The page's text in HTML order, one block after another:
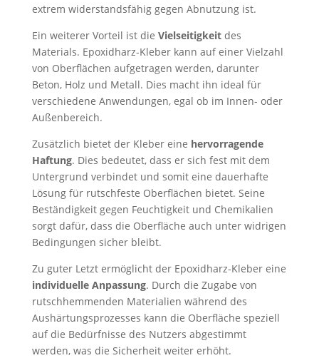
extrem widerstandsfähig gegen Abnutzung ist.
Ein weiterer Vorteil ist die Vielseitigkeitdes
Materials. Epoxidharz-Kleber kann auf einer Vielzahl
von Oberflächen aufgetragen werden, darunter
Beton, Holz und Metall. Dies macht ihn ideal für
verschiedene Anwendungen, egal ob im Innen- oder
Außenbereich.
Zusätzlich bietet der Kleber eine hervorragende
Haftung. Dies bedeutet, dass er sich fest mit dem
Untergrund verbindet und somit eine dauerhafte
Lösung für rutschfeste Oberflächen bietet. Seine
Beständigkeit gegen Feuchtigkeit und Chemikalien
sorgt dafür, dass die Oberfläche auch unter widrigen
Bedingungen sicher bleibt.
Zu guter Letzt ermöglicht der Epoxidharz-Kleber eine
individuelle Anpassung. Durch die Zugabe von
rutschhemmenden Materialien während des
Aushärtungsprozesses kann die Oberfläche speziell
auf die Bedürfnisse des Nutzers abgestimmt
werden, was die Sicherheit weiter erhöht.